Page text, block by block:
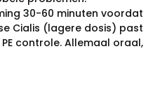
30-60 minuten voordat
Cialis (lagere dosis) past
controle. Allemaal oraal,